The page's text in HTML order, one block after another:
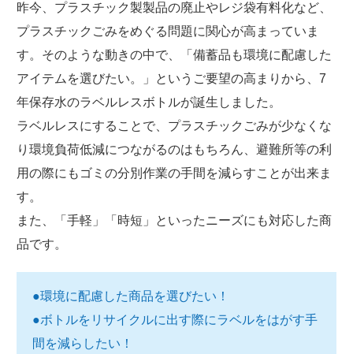
昨今、プラスチック製製品の廃止やレジ袋有料化など、
プラスチックごみをめぐる問題に関心が高まっていま
す。そのような動きの中で、「備蓄品も環境に配慮した
アイテムを選びたい。」というご要望の高まりから、7
年保存水のラベルレスボトルが誕生しました。
ラベルレスにすることで、プラスチックごみが少なくな
り環境負荷低減につながるのはもちろん、避難所等の利
用の際にもゴミの分別作業の手間を減らすことが出来ま
す。
また、「手軽」「時短」といったニーズにも対応した商
品です。
●環境に配慮した商品を選びたい！
●ボトルをリサイクルに出す際にラベルをはがす手
間を減らしたい！